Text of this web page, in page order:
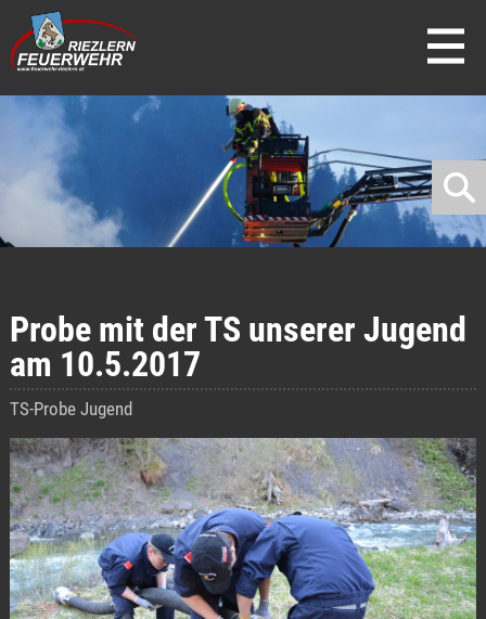
direkt zur Navigation
direkt zum Inhalt
Probe mit der TS unserer Jugend
am 10.5.2017
TS-Probe Jugend